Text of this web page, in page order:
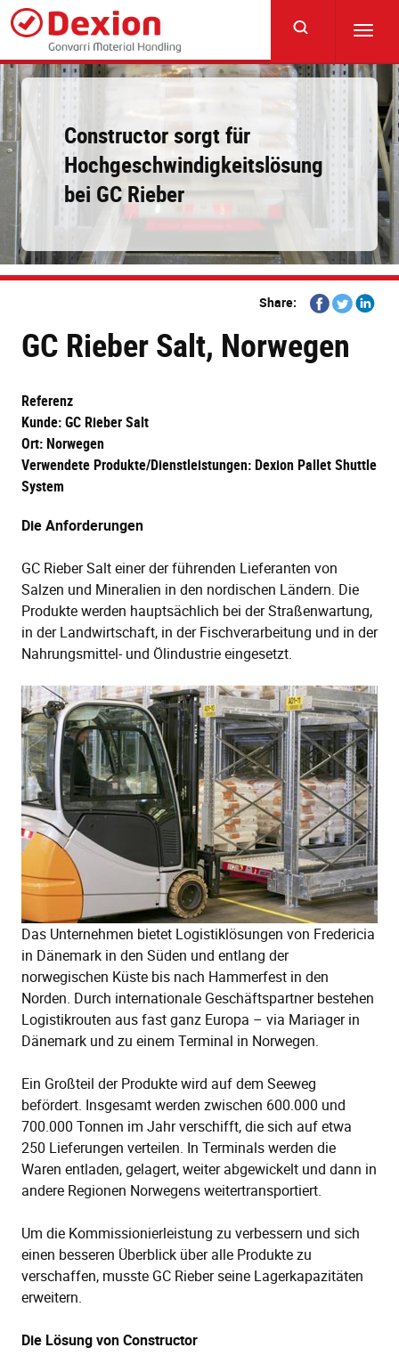
Skip
main
content
Constructor sorgt für
Hochgeschwindigkeitslösung
bei GC Rieber
Share:
Share
on
Facebook
Share
on
Twitter
Share
GC Rieber Salt, Norwegen
Referenz
Kunde: GC Rieber Salt
Ort: Norwegen
Verwendete Produkte/Dienstleistungen: Dexion Pallet Shuttle
System
Die Anforderungen
GC Rieber Salt einer der führenden Lieferanten von
Salzen und Mineralien in den nordischen Ländern. Die
Produkte werden hauptsächlich bei der Straßenwartung,
in der Landwirtschaft, in der Fischverarbeitung und in der
Nahrungsmittel- und Ölindustrie eingesetzt.
Das Unternehmen bietet Logistiklösungen von Fredericia
in Dänemark in den Süden und entlang der
norwegischen Küste bis nach Hammerfest in den
Norden. Durch internationale Geschäftspartner bestehen
Logistikrouten aus fast ganz Europa – via Mariager in
Dänemark und zu einem Terminal in Norwegen.
Ein Großteil der Produkte wird auf dem Seeweg
befördert. Insgesamt werden zwischen 600.000 und
700.000 Tonnen im Jahr verschifft, die sich auf etwa
250 Lieferungen verteilen. In Terminals werden die
Waren entladen, gelagert, weiter abgewickelt und dann in
andere Regionen Norwegens weitertransportiert.
Um die Kommissionierleistung zu verbessern und sich
einen besseren Überblick über alle Produkte zu
verschaffen, musste GC Rieber seine Lagerkapazitäten
erweitern.
Die Lösung von Constructor